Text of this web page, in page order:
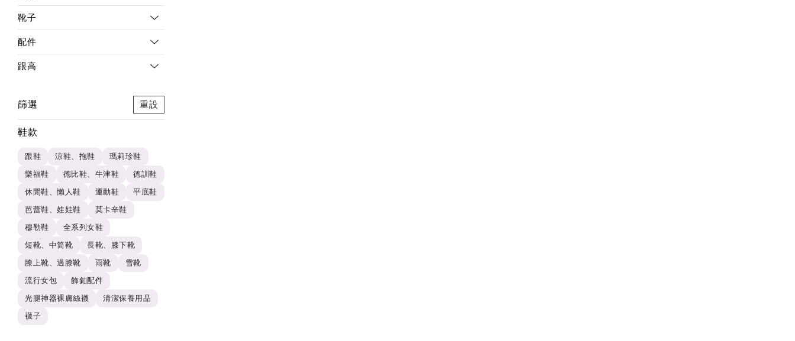
靴子
配件
跟高
篩選 重設
鞋款
跟鞋 涼鞋、拖鞋
瑪莉珍鞋
樂福鞋
德比鞋、牛津鞋
德訓鞋
休閒鞋、懶人鞋
運動鞋
平底鞋
芭蕾鞋、娃娃鞋
莫卡辛鞋
穆勒鞋
全系列女鞋
短靴、中筒靴
長靴、膝下靴
膝上靴、過膝靴
雨靴
雪靴
流行女包
飾釦配件
光腿神器裸膚絲襪
清潔保養用品
襪子